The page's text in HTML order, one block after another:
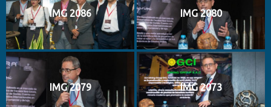
IMG 2086 IMG 2080
IMG 2079 IMG 2073